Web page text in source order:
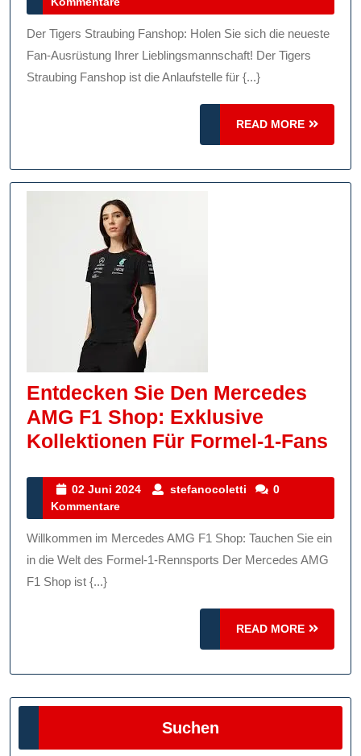
Straubing
Fanshop:
Ihre
Quelle
Und
2025
Der Tigers Straubing Fanshop: Holen Sie sich die neueste
Fan-Ausrüstung Ihrer Lieblingsmannschaft! Der Tigers
Straubing Fanshop ist die Anlaufstelle für {...}
READ MORE
READ
MORE
Entdecken Sie Den Mercedes
AMG F1 Shop: Exklusive
Kollektionen Für Formel-1-Fans
F1
1-
02 Juni 2024
02
2024
stefanocoletti stefanocoletti
0
Kommentare
Willkommen im Mercedes AMG F1 Shop: Tauchen Sie ein
in die Welt des Formel-1-Rennsports Der Mercedes AMG
F1 Shop ist {...}
READ MORE
READ
MORE
Suchen